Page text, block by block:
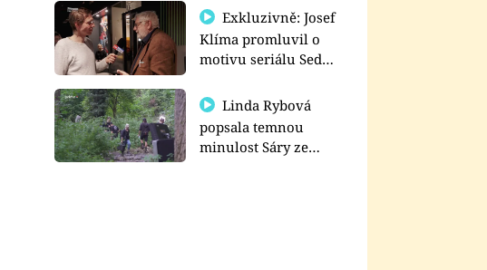
prima+
Exkluzivně: Josef
Klíma promluvil o
motivu seriálu Sedm
Linda Rybová
popsala temnou
minulost Sáry ze